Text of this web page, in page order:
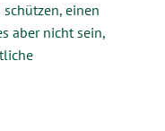
einen
aber nicht sein,